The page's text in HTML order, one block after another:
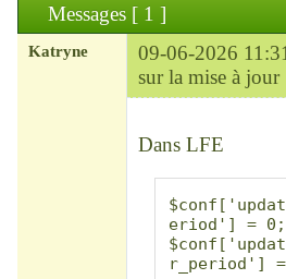
ChroniKat : les liens
CONTACT
Messages [ 1 ]
Katryne 09-06-2026
sur la mise à jour
Dans LFE
eriod'] = 0;
r_period']